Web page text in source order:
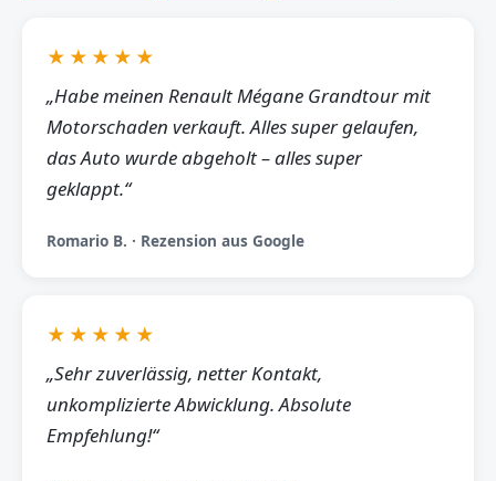
★★★★★
„Habe meinen Renault Mégane Grandtour mit
Motorschaden verkauft. Alles super gelaufen,
das Auto wurde abgeholt – alles super
geklappt.“
Romario B. · Rezension aus Google
★★★★★
„Sehr zuverlässig, netter Kontakt,
unkomplizierte Abwicklung. Absolute
Empfehlung!“